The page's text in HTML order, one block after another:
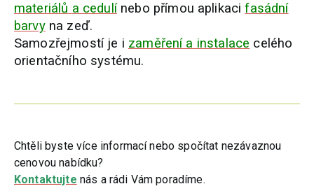
materiálů a cedulínebo přímou aplikacifasádní
barvyna zeď.
Samozřejmostí je i zaměření a instalace celého
orientačního systému.
Chtěli byste více informací nebo spočítat nezávaznou
cenovou nabídku?
Kontaktujte nás a rádi Vám poradíme.